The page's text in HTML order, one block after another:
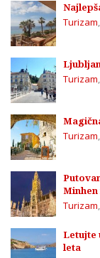
Turizam,
Turizam,
Turizam,
Turizam,
Letujte
leta